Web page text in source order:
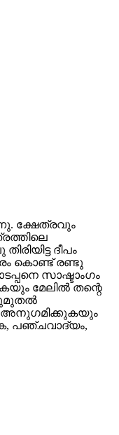
ക്ഷേത്രവും
ദീപം
കൊണ്ട് രണ്ടു
സാഷ്ടാംഗം
മേലിൽ തന്റെ
അനുഗമിക്കുകയും
പഞ്ചവാദ്യം,